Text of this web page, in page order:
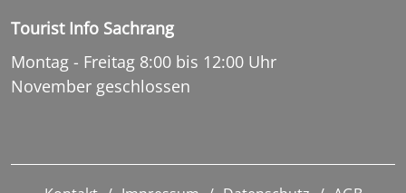
Tourist Info Sachrang
Montag - Freitag 8:00 bis 12:00 Uhr
November geschlossen